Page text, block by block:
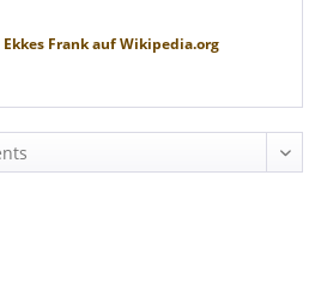
Ekkes FrankaufWikipedia.org